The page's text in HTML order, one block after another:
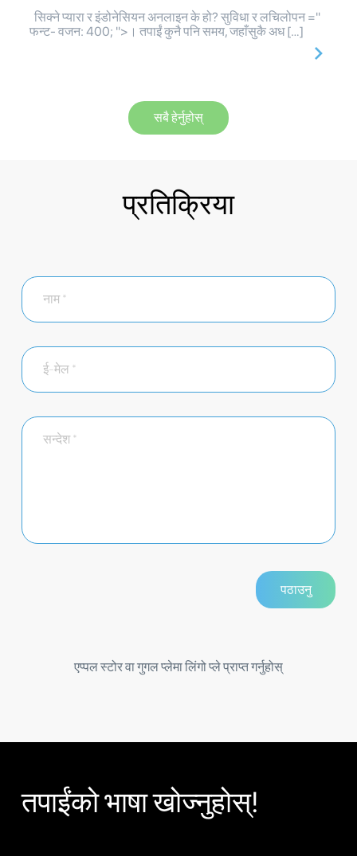
सिक्ने प्यारा र इंडोनेसियन अनलाइन के हो? सुविधा र लचिलोपन ="
फन्ट- वजन: 400; ">। तपाईं कुनै पनि समय, जहाँसुकै अध […]
सबै हेर्नुहोस्
प्रतिक्रिया
एप्पल स्टोर वा गुगल प्लेमा लिंगो प्ले प्राप्त गर्नुहोस्
तपाईंको भाषा खोज्नुहोस्!